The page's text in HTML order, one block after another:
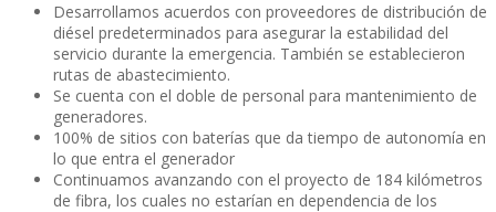
Desarrollamos acuerdos con proveedores de distribución de
diésel predeterminados para asegurar la estabilidad del
servicio durante la emergencia. También se establecieron
rutas de abastecimiento.
Se cuenta con el doble de personal para mantenimiento de
generadores.
100% de sitios con baterí­as que da tiempo de autonomí­a en
lo que entra el generador
Continuamos avanzando con el proyecto de 184 kilómetros
de fibra, los cuales no estarí­an en dependencia de los